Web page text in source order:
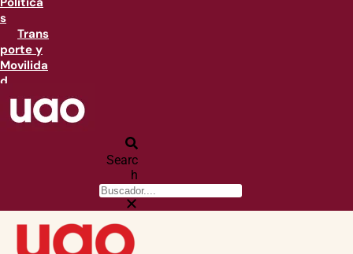
s
Trans
porte y
Movilida
d
Searc
h